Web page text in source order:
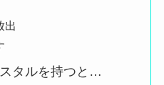
出
タルを持つと…